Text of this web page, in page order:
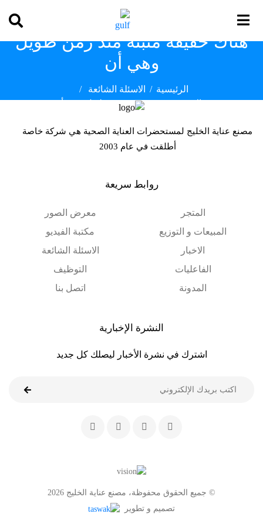
هناك حقيقة مثبتة منذ زمن طويل
وهي أن
الرئيسية
الاسئلة الشائعة
هناك حقيقة مثبتة منذ زمن طويل وهي أن
مصنع عناية الخليج لمستحضرات العناية الصحية هي شركة خاصة
أطلقت في عام 2003
روابط سريعة
المتجر
المبيعات و التوزيع
الاخبار
الفاعليات
المدونة
معرض الصور
مكتبة الفيديو
الاسئلة الشائعة
التوظيف
اتصل بنا
النشرة الإخبارية
اشترك في نشرة الأخبار ليصلك كل جديد
© جميع الحقوق محفوظة، مصنع عناية الخليج 2026
تصميم و تطوير